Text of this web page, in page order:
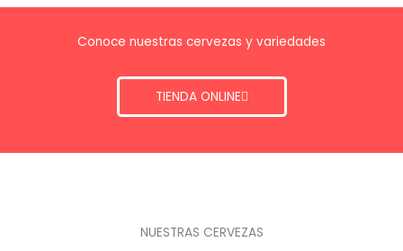
Conoce nuestras cervezas y variedades
TIENDA ONLINE
NUESTRAS CERVEZAS